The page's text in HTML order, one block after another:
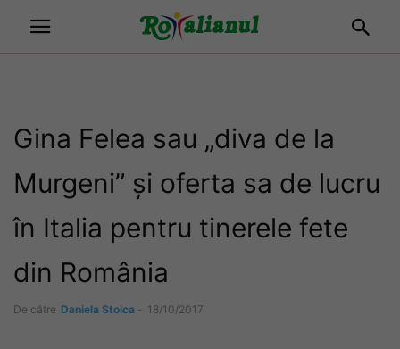
Gina Felea sau „diva de la
Murgeni” și oferta sa de lucru
în Italia pentru tinerele fete
din România
De către Daniela Stoica - 18/10/2017